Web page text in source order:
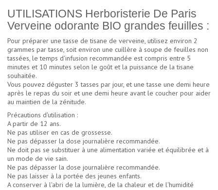
UTILISATIONS Herboristerie De Paris
Verveine odorante BIO grandes feuilles :
Pour préparer une tasse de tisane de verveine, utilisez environ 2
grammes par tasse, soit environ une cuillère à soupe de feuilles non
tassées, le temps d'infusion recommandée est compris entre 5
minutes et 10 minutes selon le goût et la puissance de la tisane
souhaitée.
Vous pouvez déguster 3 tasses par jour, et une tasse une demi heure
après le repas du soir et une demi heure avant le coucher pour aider
au maintien de la zénitude.
Précautions d'utilisation :
A partir de 12 ans.
Ne pas utiliser en cas de grossesse.
Ne pas dépasser la dose journalière recommandée.
Ne doit pas se substituer à une alimentation variée et équilibrée et à
un mode de vie sain.
Ne pas dépasser la dose journalière recommandée.
Ne pas laisser à la portée des jeunes enfants.
A conserver à l'abri de la lumière, de la chaleur et de l'humidité